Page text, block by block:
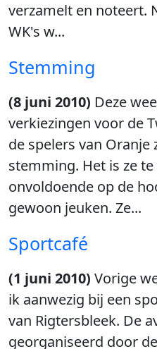
verzamelt en noteert.
WK's w...
Stemming
(8 juni 2010) Deze
verkiezingen voor de
de spelers van Oranje
stemming. Het is ze te
onvoldoende op de
gewoon jeuken. Ze...
Sportcafé
(1 juni 2010) Vorige
ik aanwezig bij een
van Rigtersbleek. De
georganiseerd door